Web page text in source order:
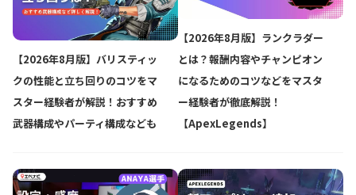
【2026年8月版】バリスティッ
クの性能と立ち回りのコツをマ
スター経験者が解説！おすすめ
武器構成やパーティ構成なども
【2026年8月版】ランクラダー
とは？報酬内容やチャンピオン
になるためのコツなどをマスタ
ー経験者が徹底解説！
【ApexLegends】